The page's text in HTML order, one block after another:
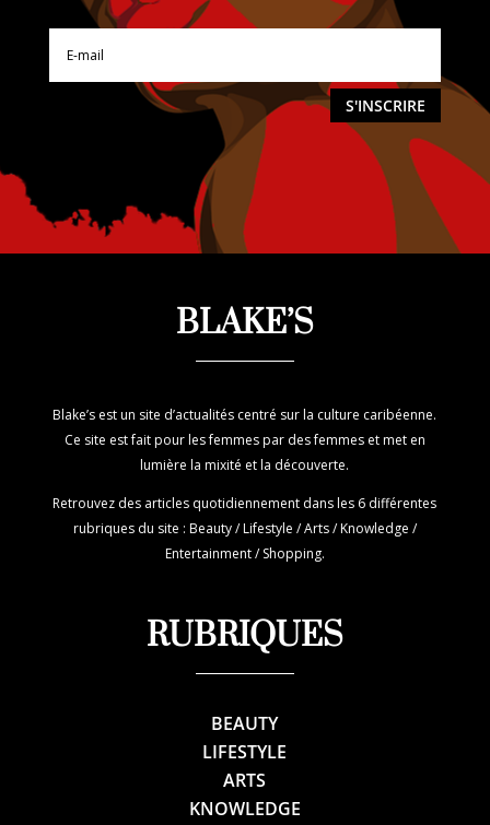
S'INSCRIRE
BLAKE’S
Blake’s est un site d’actualités centré sur la culture caribéenne.
Ce site est fait pour les femmes par des femmes et met en
lumière la mixité et la découverte.
Retrouvez des articles quotidiennement dans les 6 différentes
rubriques du site : Beauty / Lifestyle / Arts / Knowledge /
Entertainment / Shopping.
RUBRIQUES
BEAUTY
LIFESTYLE
ARTS
KNOWLEDGE